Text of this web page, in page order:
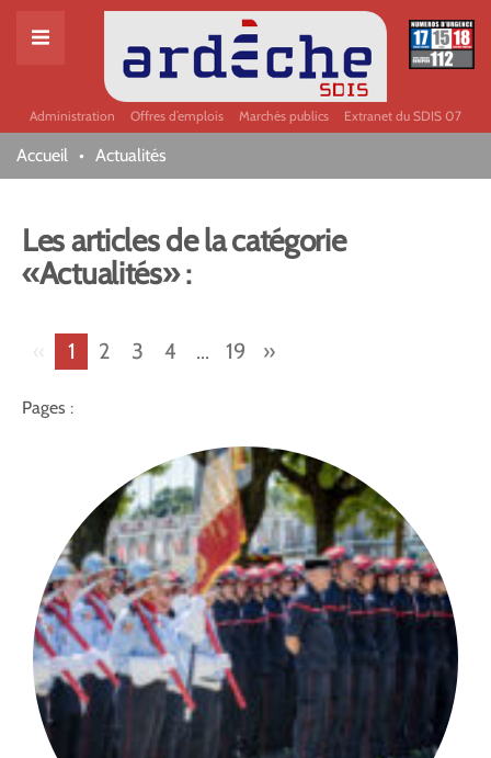
Administration Offres d’emplois Marchés publics Extranet du SDIS 07
Accueil Actualités
Les articles de la catégorie
«Actualités» :
1 2 3 4 ... 19 »
Pages :